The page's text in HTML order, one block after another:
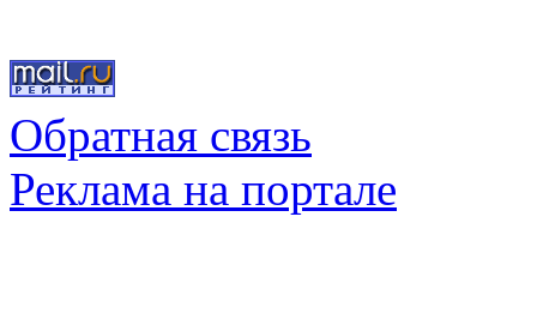
Обратная связь
Реклама на портале